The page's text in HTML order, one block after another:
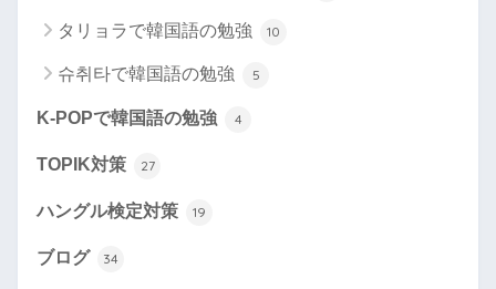
タリョラで韓国語の勉強 10
슈취타で韓国語の勉強 5
K-POPで韓国語の勉強 4
TOPIK対策 27
ハングル検定対策 19
ブログ 34